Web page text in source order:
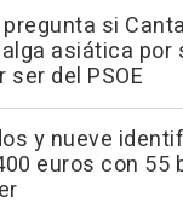
si
asiática por
ser del PSOE
y nueve
euros con 55